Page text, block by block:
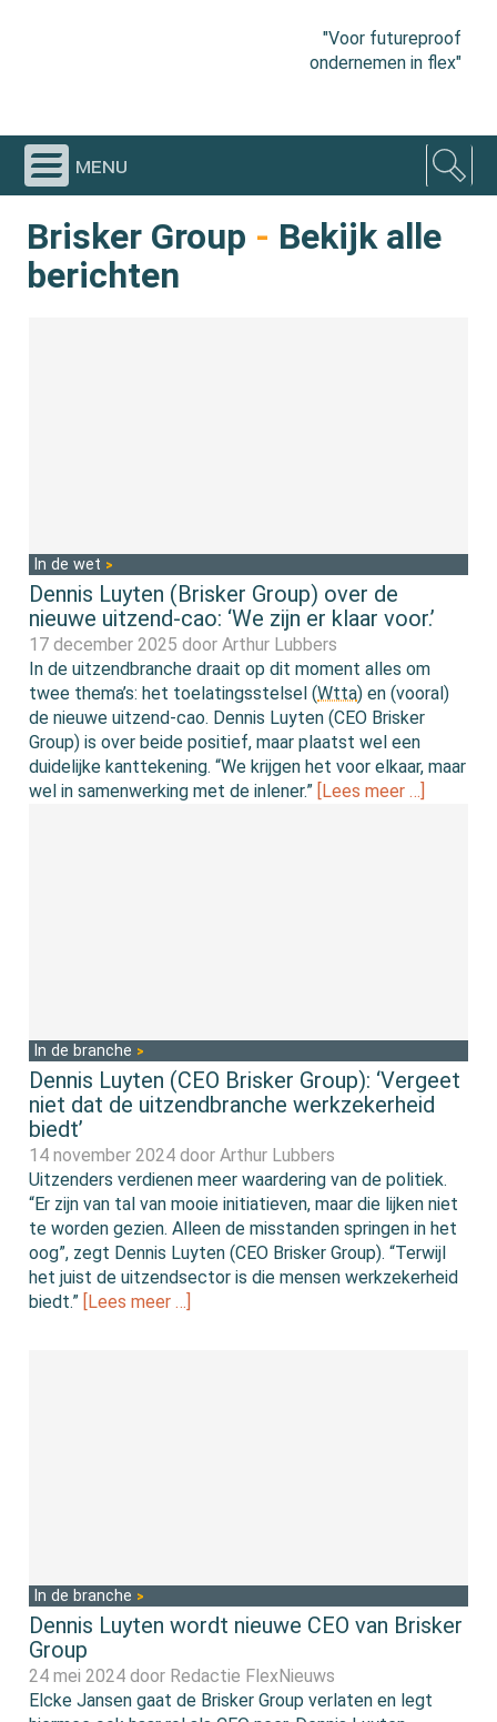
"Voor futureproof
ondernemen in flex"
menu
Brisker Group - Bekijk alle
berichten
In de wet
Dennis Luyten (Brisker Group) over de
nieuwe uitzend-cao: ‘We zijn er klaar voor.’
17 december 2025 doorArthur Lubbers
In de uitzendbranche draait op dit moment alles om
twee thema’s: het toelatingsstelsel (Wtta) en (vooral)
de nieuwe uitzend-cao. Dennis Luyten (CEO Brisker
Group) is over beide positief, maar plaatst wel een
duidelijke kanttekening. “We krijgen het voor elkaar, maar
wel in samenwerking met de inlener.” [Lees meer …]
In de branche
Dennis Luyten (CEO Brisker Group): ‘Vergeet
niet dat de uitzendbranche werkzekerheid
biedt’
14 november 2024 doorArthur Lubbers
Uitzenders verdienen meer waardering van de politiek.
“Er zijn van tal van mooie initiatieven, maar die lijken niet
te worden gezien. Alleen de misstanden springen in het
oog”, zegt Dennis Luyten (CEO Brisker Group). “Terwijl
het juist de uitzendsector is die mensen werkzekerheid
biedt.” [Lees meer …]
In de branche
Dennis Luyten wordt nieuwe CEO van Brisker
Group
24 mei 2024 door Redactie FlexNieuws
Elcke Jansen gaat de Brisker Group verlaten en legt